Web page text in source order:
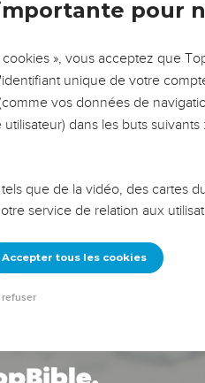
!
Mais on voit
que ce sont
erreurs
leurs erreurs
ou une famille,
pour
», vous acceptez que
unique de votre
vos données de
dans les buts suivants :
que de la vidéo, des cartes
service de relation aux
Accepter tous les cookies
refuser